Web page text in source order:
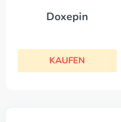
Doxepin
KAUFEN